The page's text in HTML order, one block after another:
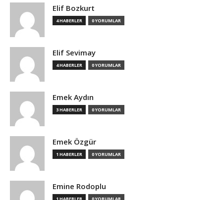
Elif Bozkurt
4 HABERLER 0 YORUMLAR
Elif Sevimay
4 HABERLER 0 YORUMLAR
Emek Aydın
3 HABERLER 0 YORUMLAR
Emek Özgür
1 HABERLER 0 YORUMLAR
Emine Rodoplu